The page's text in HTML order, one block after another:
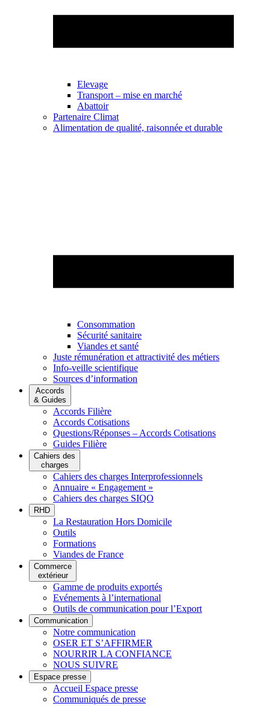
Elevage
Transport – mise en marché
Abattoir
Partenaire Climat
Alimentation de qualité, raisonnée et durable
Consommation
Sécurité sanitaire
Viandes et santé
Juste rémunération et attractivité des métiers
Info-veille scientifique
Sources d’information
Accords
& Guides
Accords Filière
Accords Cotisations
Questions/Réponses – Accords Cotisations
Guides Filière
Cahiers des
charges
Cahiers des charges Interprofessionnels
Annuaire « Engagement »
Cahiers des charges SIQO
RHD
La Restauration Hors Domicile
Outils
Formations
Viandes de France
Commerce
extérieur
Gamme de produits exportés
Evénements à l’international
Outils de communication pour l’Export
Communication
Notre communication
OSER ET S’AFFIRMER
NOURRIR LA CONFIANCE
NOUS SUIVRE
Espace presse
Accueil Espace presse
Communiqués de presse